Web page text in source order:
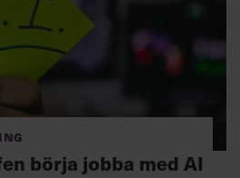
börja jobba med AI